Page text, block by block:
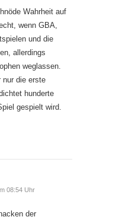
Wahrheit auf
wenn GBA,
und die
allerdings
weglassen.
nur die erste
hunderte
gespielt wird.
08:54 Uhr
der